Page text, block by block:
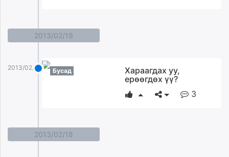
2013/02/19
2013/02/19 Бусад
Хараагдах уу,
ерөөгдөх үү?
3
2013/02/18